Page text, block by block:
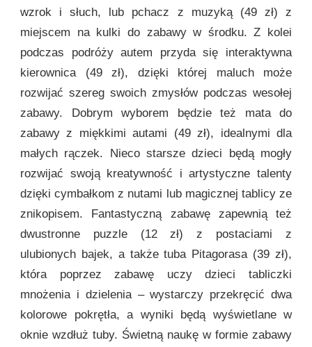
wzrok i słuch, lub pchacz z muzyką (49 zł) z
miejscem na kulki do zabawy w środku. Z kolei
podczas podróży autem przyda się interaktywna
kierownica (49 zł), dzięki której maluch może
rozwijać szereg swoich zmysłów podczas wesołej
zabawy. Dobrym wyborem będzie też mata do
zabawy z miękkimi autami (49 zł), idealnymi dla
małych rączek. Nieco starsze dzieci będą mogły
rozwijać swoją kreatywność i artystyczne talenty
dzięki cymbałkom z nutami lub magicznej tablicy ze
znikopisem. Fantastyczną zabawę zapewnią też
dwustronne puzzle (12 zł) z postaciami z
ulubionych bajek, a także tuba Pitagorasa (39 zł),
która poprzez zabawę uczy dzieci tabliczki
mnożenia i dzielenia – wystarczy przekręcić dwa
kolorowe pokrętła, a wyniki będą wyświetlane w
oknie wzdłuż tuby. Świetną naukę w formie zabawy